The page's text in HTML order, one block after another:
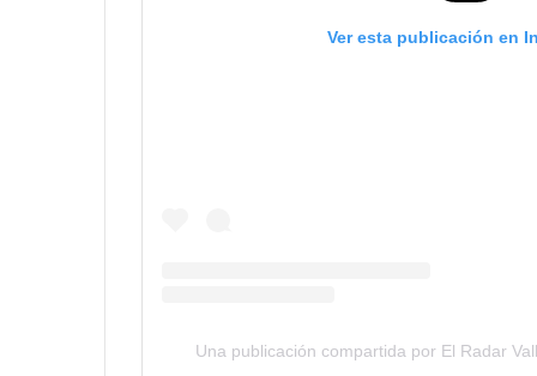
Ver esta publicación en
Una publicación compartida por El Radar